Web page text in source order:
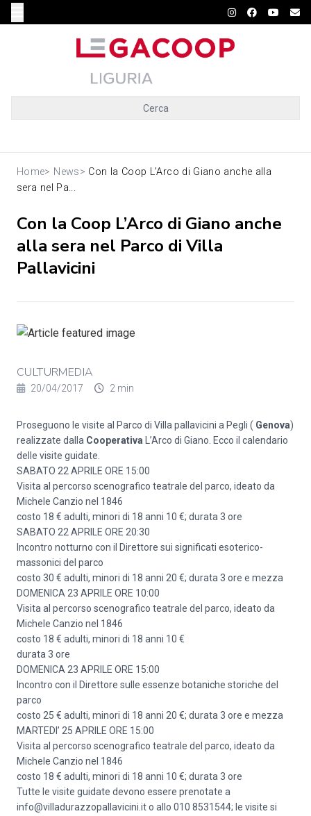
Cerca
Home> News> Con la Coop L’Arco di Giano anche alla
sera nel Pa...
Con la Coop L’Arco di Giano anche
alla sera nel Parco di Villa
Pallavicini
CULTURMEDIA
20/04/2017 2 min
Proseguono le visite al Parco di Villa pallavicini a Pegli ( Genova)
realizzate dalla Cooperativa L’Arco di Giano. Ecco il calendario
delle visite guidate.
SABATO 22 APRILE ORE 15:00
Visita al percorso scenografico teatrale del parco, ideato da
Michele Canzio nel 1846
costo 18 € adulti, minori di 18 anni 10 €; durata 3 ore
SABATO 22 APRILE ORE 20:30
Incontro notturno con il Direttore sui significati esoterico-
massonici del parco
costo 30 € adulti, minori di 18 anni 20 €; durata 3 ore e mezza
DOMENICA 23 APRILE ORE 10:00
Visita al percorso scenografico teatrale del parco, ideato da
Michele Canzio nel 1846
costo 18 € adulti, minori di 18 anni 10 €
durata 3 ore
DOMENICA 23 APRILE ORE 15:00
Incontro con il Direttore sulle essenze botaniche storiche del
parco
costo 25 € adulti, minori di 18 anni 20 €; durata 3 ore e mezza
MARTEDI’ 25 APRILE ORE 15:00
Visita al percorso scenografico teatrale del parco, ideato da
Michele Canzio nel 1846
costo 18 € adulti, minori di 18 anni 10 €; durata 3 ore
Tutte le visite guidate devono essere prenotate a
info@villadurazzopallavicini.it o allo 010 8531544; le visite si